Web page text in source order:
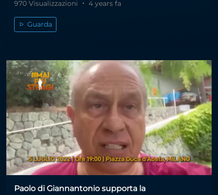
970 Visualizzazioni 4 years fa
Guarda
Paolo di Giannantonio supporta la